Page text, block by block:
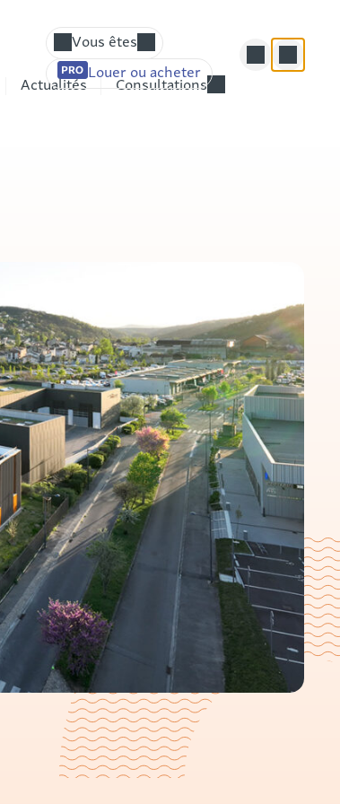
Actualités Consultations
Vous êtes
Élu(e) – Responsable d’un établissement
Louer ou acheter